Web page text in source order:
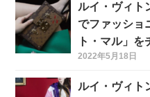
ルイ・ヴィト
でファッショ
ト・マル」を
2022年5月18日
ルイ・ヴィト